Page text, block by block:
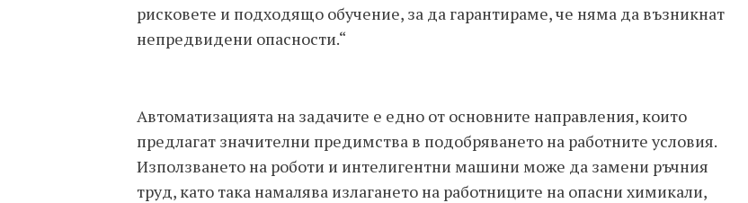
рисковете и подходящо обучение, за да гарантираме, че няма да възникнат
непредвидени опасности.“
Автоматизацията на задачите е едно от основните направления, които
предлагат значителни предимства в подобряването на работните условия.
Използването на роботи и интелигентни машини може да замени ръчния
труд, като така намалява излагането на работниците на опасни химикали,